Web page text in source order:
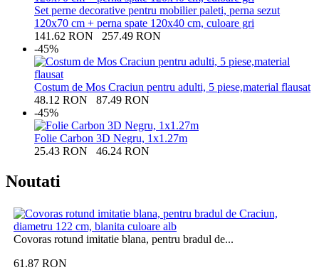
Set perne decorative pentru mobilier paleti, perna sezut
120x70 cm + perna spate 120x40 cm, culoare gri
141.62 RON 257.49 RON
-45%
Costum de Mos Craciun pentru adulti, 5 piese,material flausat
48.12 RON 87.49 RON
-45%
Folie Carbon 3D Negru, 1x1.27m
25.43 RON 46.24 RON
Noutati
Covoras rotund imitatie blana, pentru bradul de...
61.87 RON